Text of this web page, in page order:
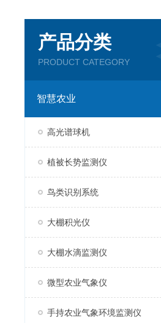
产品分类
PRODUCT CATEGORY
智慧农业
高光谱球机
植被长势监测仪
鸟类识别系统
大棚积光仪
大棚水滴监测仪
微型农业气象仪
手持农业气象环境监测仪